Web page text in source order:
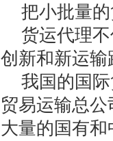
把小批量
货运代理
创新和新运
我国的国
贸易运输总
大量的国有